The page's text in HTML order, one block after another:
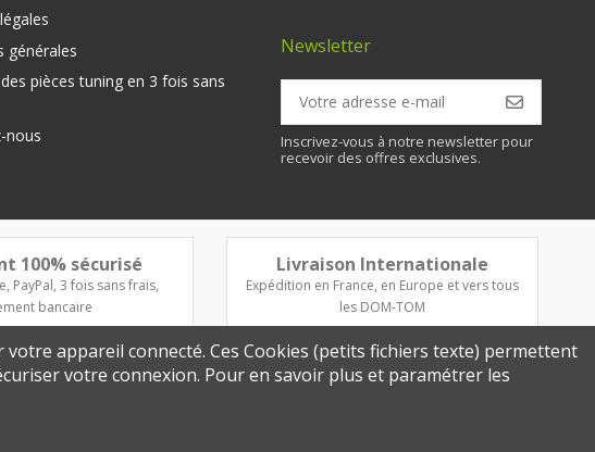
générales
pièces tuning en 3 fois sans
nous
Newsletter
Inscrivez-vous à notre newsletter pour
recevoir des offres exclusives.
100% sécurisé
PayPal, 3 fois sans frais,
bancaire
Livraison Internationale
Expédition en France, en Europe et vers tous
les DOM-TOM
appareil connecté. Ces Cookies (petits fichiers texte) permettent
votre connexion. Pour en savoir plus et paramétrer les